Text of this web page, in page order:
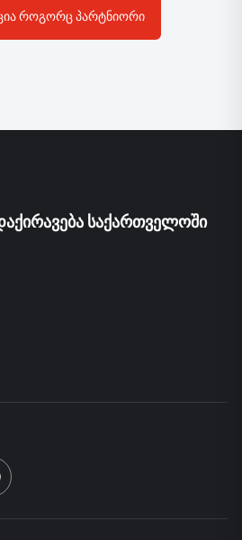
ᲠᲝᲒᲝᲠᲪ ᲞᲐᲠᲢᲜᲘᲝᲠᲘ
საქართველოში